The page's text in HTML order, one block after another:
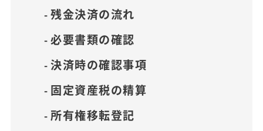
残金決済の流れ
必要書類の確認
決済時の確認事項
固定資産税の精算
所有権移転登記